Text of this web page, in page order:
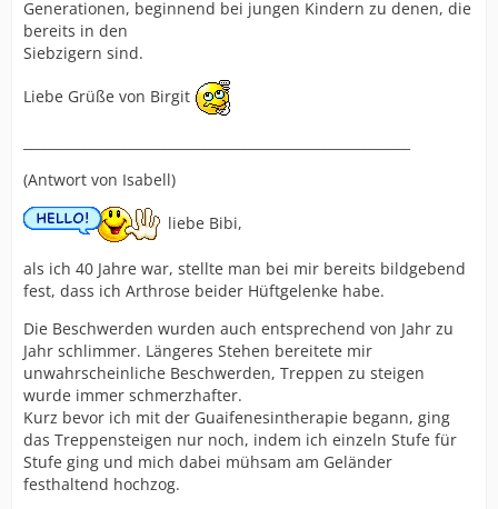
Generationen, beginnend bei jungen Kindern zu denen, die
bereits in den
Siebzigern sind.
Liebe Grüße von Birgit
(Antwort von Isabell)
liebe Bibi,
als ich 40 Jahre war, stellte man bei mir bereits bildgebend
fest, dass ich Arthrose beider Hüftgelenke habe.
Die Beschwerden wurden auch entsprechend von Jahr zu
Jahr schlimmer. Längeres Stehen bereitete mir
unwahrscheinliche Beschwerden, Treppen zu steigen
wurde immer schmerzhafter.
Kurz bevor ich mit der Guaifenesintherapie begann, ging
das Treppensteigen nur noch, indem ich einzeln Stufe für
Stufe ging und mich dabei mühsam am Geländer
festhaltend hochzog.